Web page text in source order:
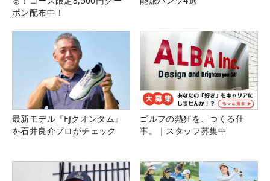
ポン配布中！
最新モデル『FJクオンタム』
を石井良介プロがチェック
ゴルフの熱狂を、つくる仕
事。｜スタッフ募集中